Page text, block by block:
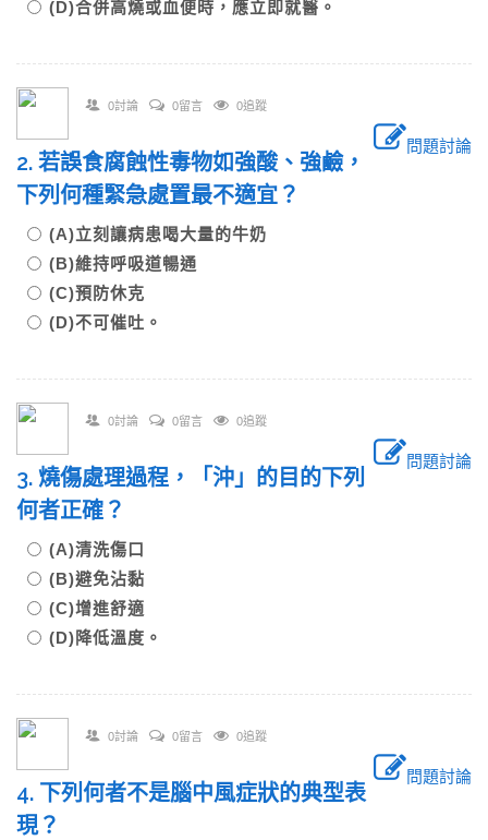
(D)合併高燒或血便時，應立即就醫。
0討論 0留言 0追蹤
問題討論
2. 若誤食腐蝕性毒物如強酸、強鹼，
下列何種緊急處置最不適宜？
(A)立刻讓病患喝大量的牛奶
(B)維持呼吸道暢通
(C)預防休克
(D)不可催吐。
0討論 0留言 0追蹤
問題討論
3. 燒傷處理過程，「沖」的目的下列
何者正確？
(A)清洗傷口
(B)避免沾黏
(C)增進舒適
(D)降低溫度。
0討論 0留言 0追蹤
問題討論
4. 下列何者不是腦中風症狀的典型表
現？